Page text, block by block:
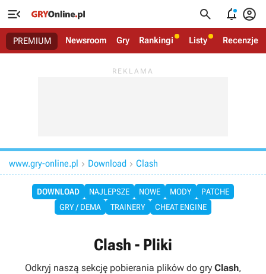
   
PREMIUM Newsroom Gry Rankingi Listy Recenzje
www.gry-online.pl  Download  Clash
DOWNLOAD NAJLEPSZE NOWE MODY
PATCHE
GRY / DEMA
TRAINERY CHEAT ENGINE
Clash - Pliki
Odkryj naszą sekcję pobierania plików do gry Clash,